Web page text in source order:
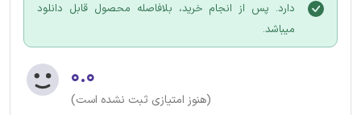
دارد. پس از انجام خرید، بلافاصله محصول قابل دانلود
میباشد.
۰.۰
(هنوز امتیازی ثبت نشده است)